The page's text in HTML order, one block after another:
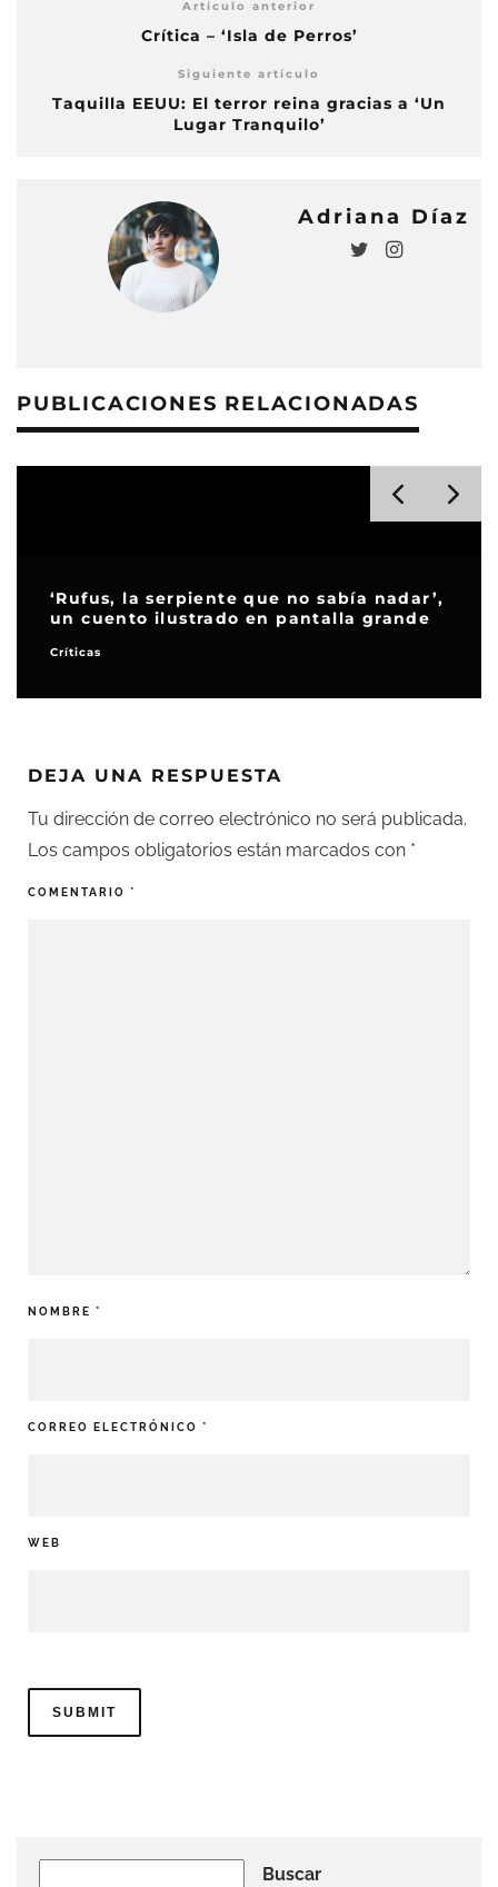
Artículo anterior
Crítica – ‘Isla de Perros’
Siguiente artículo
Taquilla EEUU: El terror reina gracias a ‘Un
Lugar Tranquilo’
Adriana Díaz
PUBLICACIONES RELACIONADAS
‘Rufus, la serpiente que no sabía nadar’,
un cuento ilustrado en pantalla grande
Críticas
DEJA UNA RESPUESTA
Tu dirección de correo electrónico no será publicada.
Los campos obligatorios están marcados con *
COMENTARIO *
NOMBRE *
CORREO ELECTRÓNICO *
WEB
Buscar